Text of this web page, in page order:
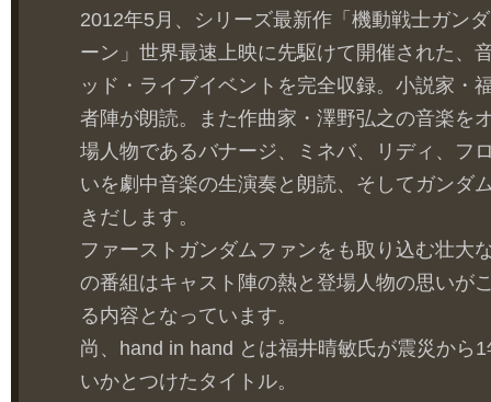
2012年5月、シリーズ最新作「機動戦士ガン
ーン」世界最速上映に先駆けて開催された、
ッド・ライブイベントを完全収録。小説家・
者陣が朗読。また作曲家・澤野弘之の音楽を
場人物であるバナージ、ミネバ、リディ、フ
いを劇中音楽の生演奏と朗読、そしてガンダ
きだします。
ファーストガンダムファンをも取り込む壮大
の番組はキャスト陣の熱と登場人物の思いが
る内容となっています。
尚、hand in hand とは福井晴敏氏が震災から
いかとつけたタイトル。